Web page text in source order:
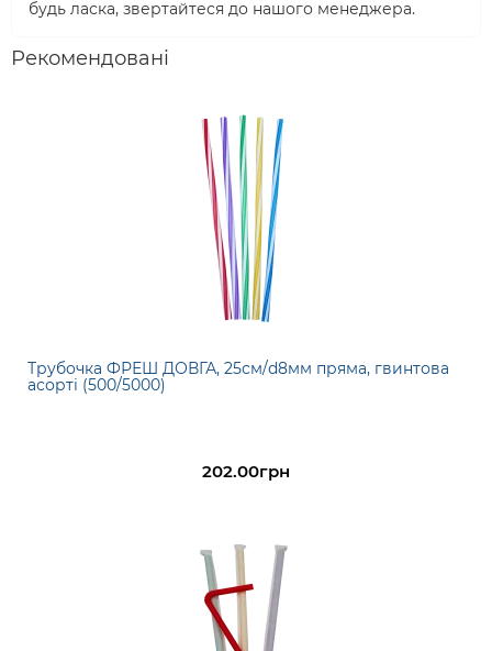
будь ласка, звертайтеся до нашого менеджера.
Рекомендовані
Трубочка ФРЕШ ДОВГА, 25см/d8мм пряма, гвинтова
асорті (500/5000)
202.00грн